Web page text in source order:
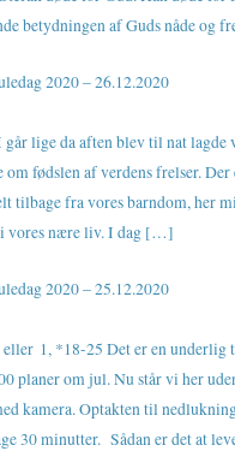
betydningen af Guds nåde og
2020 – 26.12.2020
lige da aften blev til nat lagde
fødslen af verdens frelser.
tilbage fra vores barndom, her
i vores nære liv. I dag […]
2020 – 25.12.2020
1, *18-25 Det er en underlig
planer om jul. Nu står vi her
kamera. Optakten til
30 minutter. Sådan er det at